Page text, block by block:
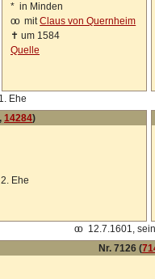
* in Minden
oo mitClaus von Quernheim
✝ um 1584
Quelle
Ehe
, 14284)
Ehe
oo
12.7.1601,
Nr. 7126 (